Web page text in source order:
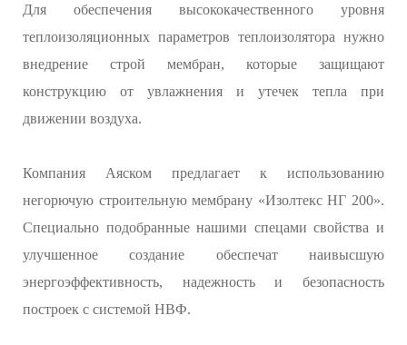
Для обеспечения высококачественного уровня
теплоизоляционных параметров теплоизолятора нужно
внедрение строй мембран, которые защищают
конструкцию от увлажнения и утечек тепла при
движении воздуха.
Компания Аяском предлагает к использованию
негорючую строительную мембрану «Изолтекс НГ 200».
Специально подобранные нашими спецами свойства и
улучшенное создание обеспечат наивысшую
энергоэффективность, надежность и безопасность
построек с системой НВФ.